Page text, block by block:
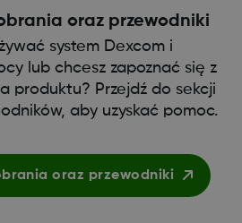
oraz przewodniki
system Dexcom i
lub chcesz zapoznać się z
produktu? Przejdź do sekcji
aby uzyskać pomoc.
oraz przewodniki